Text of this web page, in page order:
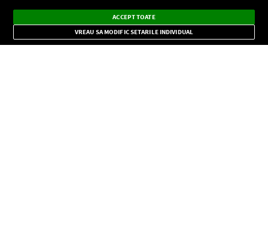
CONFIDENŢIALITATE
Dark
Mode
Radio live, podcasturi, știri și alerte
importante.
×
ACCEPT TOATE
VREAU SA MODIFIC SETARILE INDIVIDUAL